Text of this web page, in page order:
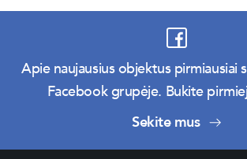
Apie naujausius objektus pirmiausiai
Facebook grupėje. Bukite
Sekite mus